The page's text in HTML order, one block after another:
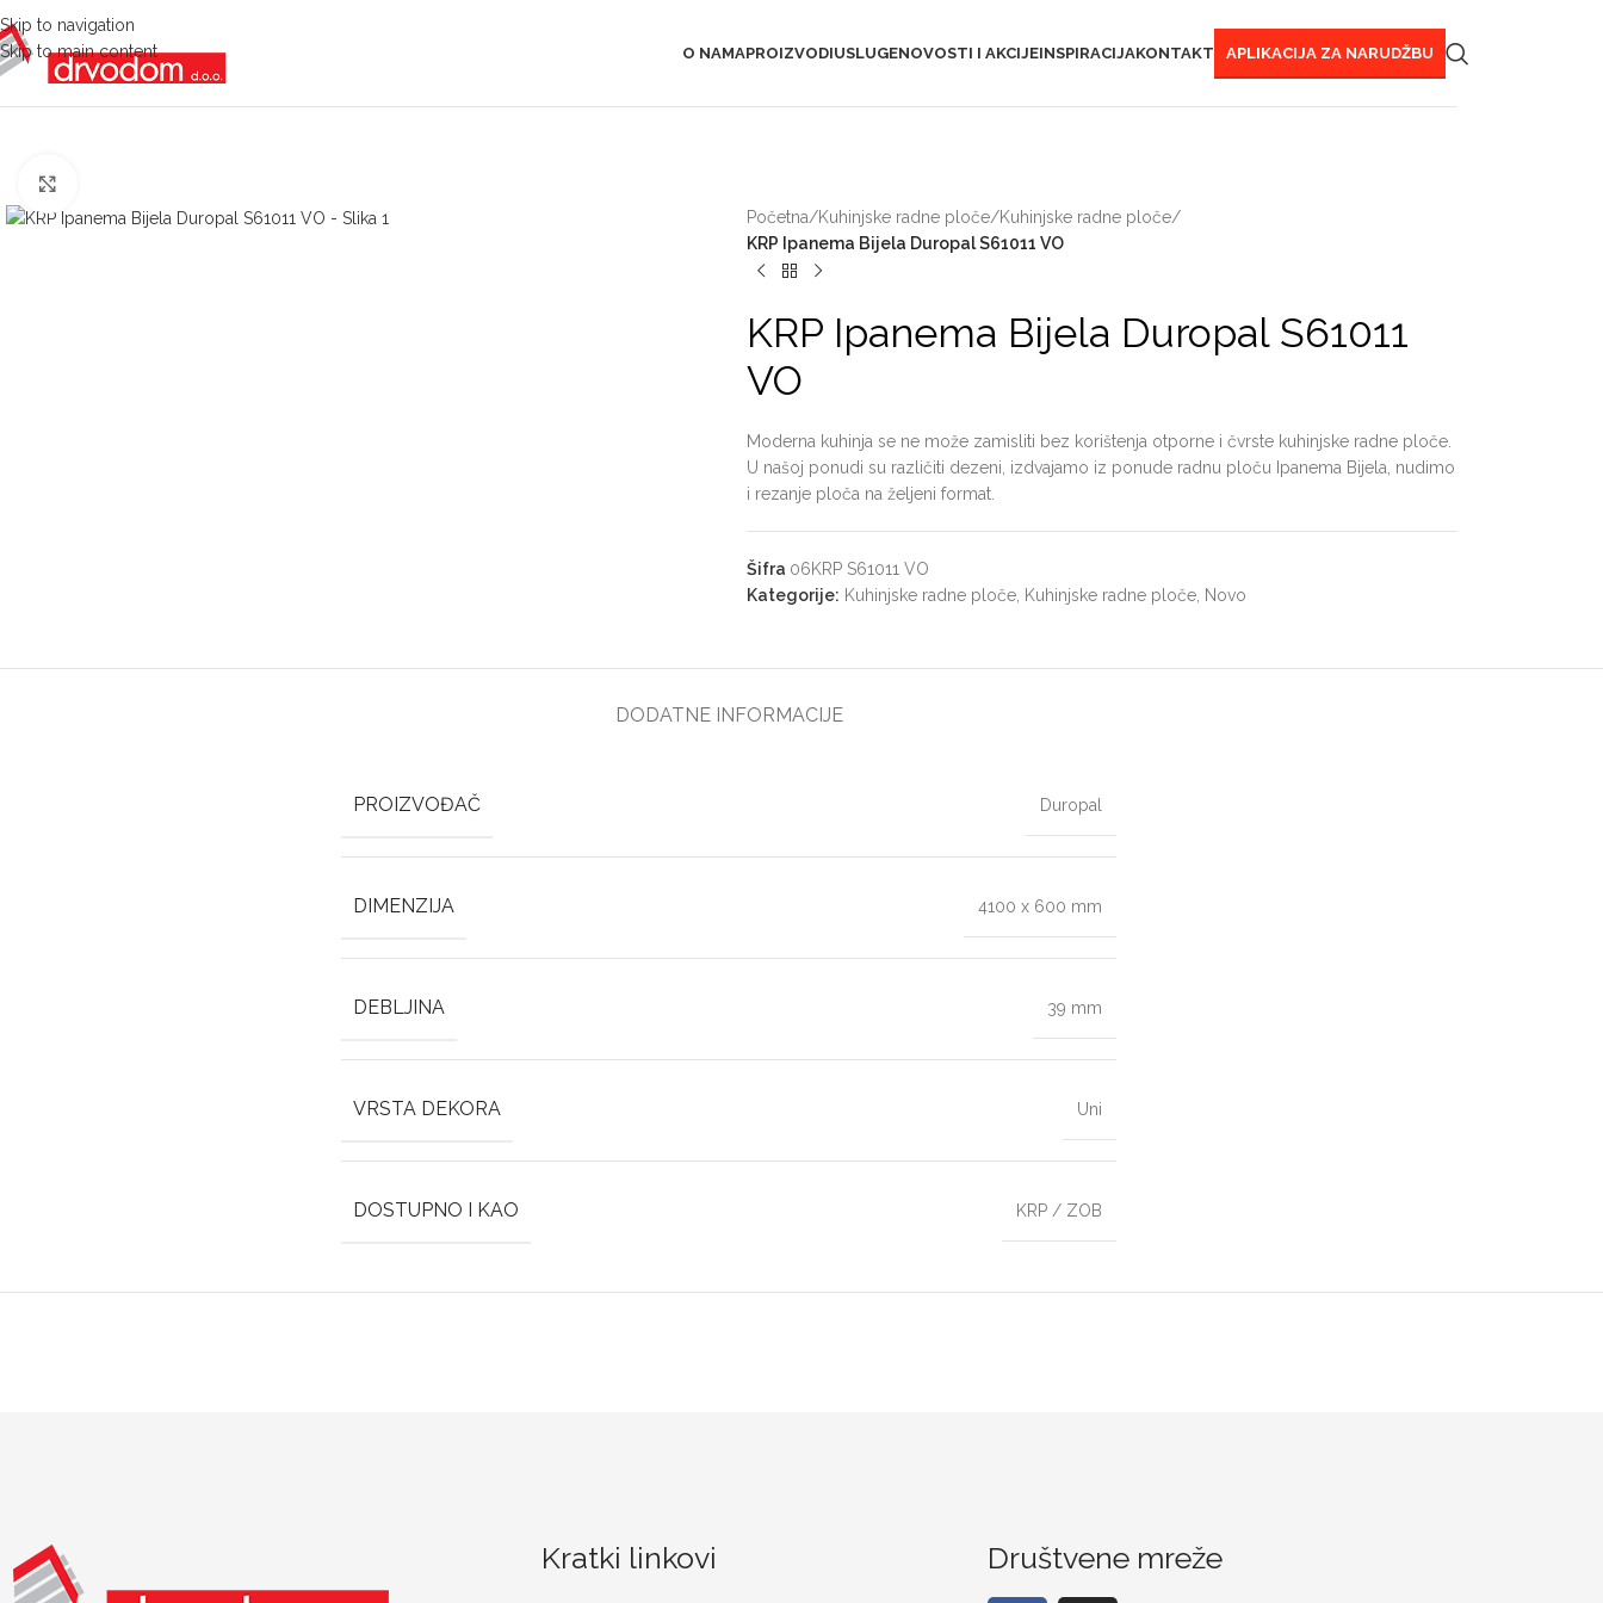
Skip to navigation
Skip to main content
O NAMAPROIZVODIUSLUGENOVOSTI I AKCIJEINSPIRACIJAKONTAKT APLIKACIJA ZA NARUDŽBU
Početna/Kuhinjske radne ploče/Kuhinjske radne ploče/
KRP Ipanema Bijela Duropal S61011 VO
KRP Ipanema Bijela Duropal S61011
VO
Moderna kuhinja se ne može zamisliti bez korištenja otporne i čvrste kuhinjske radne ploče.
U našoj ponudi su različiti dezeni, izdvajamo iz ponude radnu ploču Ipanema Bijela, nudimo
i rezanje ploča na željeni format.
Šifra 06KRP S61011 VO
Kategorije: Kuhinjske radne ploče, Kuhinjske radne ploče, Novo
DODATNE INFORMACIJE
PROIZVOĐAČ Duropal
DIMENZIJA 4100 x 600 mm
DEBLJINA 39 mm
VRSTA DEKORA Uni
DOSTUPNO I KAO KRP / ZOB
Kratki linkovi Društvene mreže